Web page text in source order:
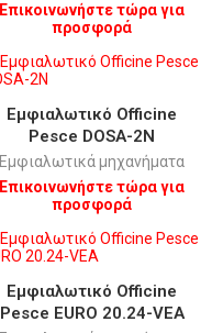
Επικοινωνήστε τώρα για
προσφορά
Εμφιαλωτικό Οfficine
Pesce DOSA-2N
Εμφιαλωτικά μηχανήματα
Επικοινωνήστε τώρα για
προσφορά
Εμφιαλωτικό Οfficine
Pesce EURO 20.24-VEA